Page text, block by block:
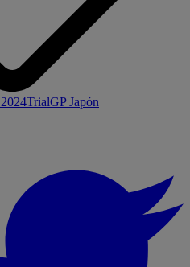
TrialGP Japón